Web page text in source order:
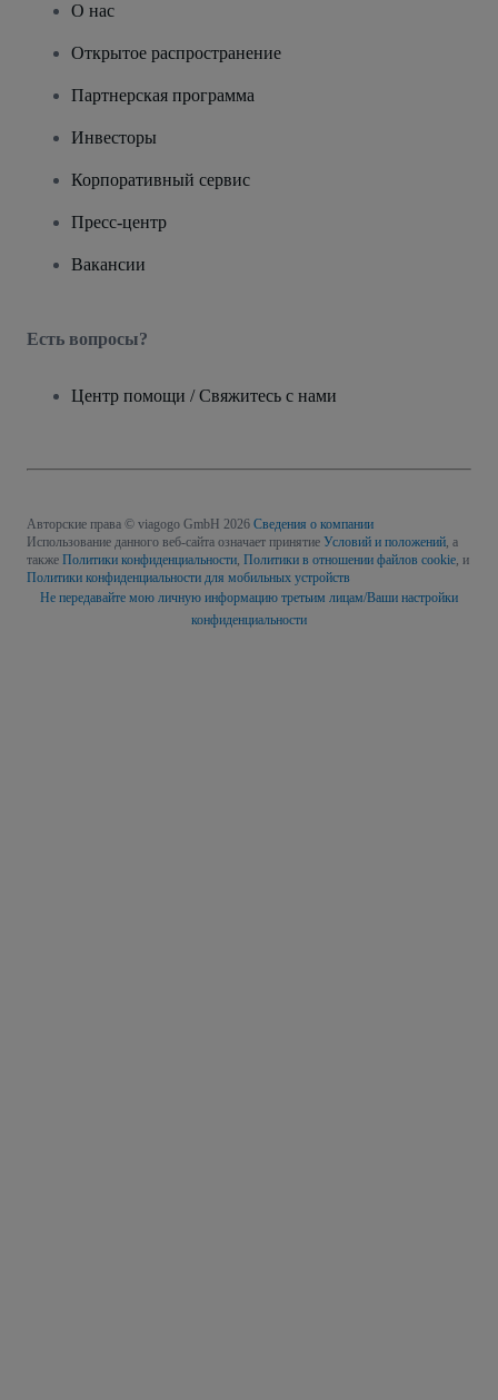
О нас
Открытое распространение
Партнерская программа
Инвесторы
Корпоративный сервис
Пресс-центр
Вакансии
Есть вопросы?
Центр помощи / Свяжитесь с нами
Авторские права © viagogo GmbH 2026 Сведения о компании
Использование данного веб-сайта означает принятие Условий и положений, а
также Политики конфиденциальности, Политики в отношении файлов cookie, и
Политики конфиденциальности для мобильных устройств
Не передавайте мою личную информацию третьим лицам/Ваши настройки
конфиденциальности